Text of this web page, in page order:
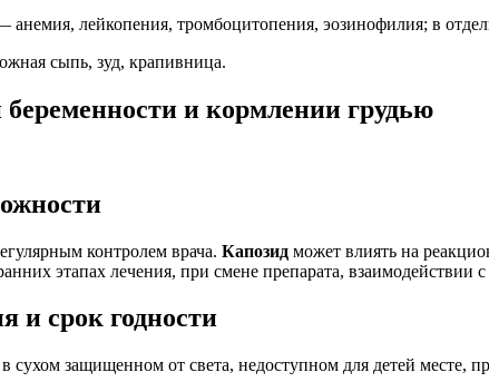
лейкопения, тромбоцитопения, эозинофилия; в
сыпь, зуд, крапивница.
и кормлении грудью
контролем врача. Капозид может влиять на
этапах лечения, при смене препарата, взаимодействии с
и срок годности
сухом защищенном от света, недоступном для детей месте,